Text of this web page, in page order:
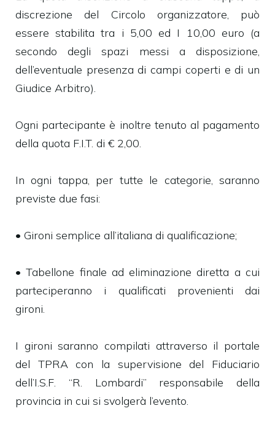
discrezione del Circolo organizzatore, può
essere stabilita tra i 5,00 ed I 10,00 euro (a
secondo degli spazi messi a disposizione,
dell’eventuale presenza di campi coperti e di un
Giudice Arbitro).
Ogni partecipante è inoltre tenuto al pagamento
della quota F.I.T. di € 2,00.
In ogni tappa, per tutte le categorie, saranno
previste due fasi:
• Gironi semplice all’italiana di qualificazione;
• Tabellone finale ad eliminazione diretta a cui
parteciperanno i qualificati provenienti dai
gironi.
I gironi saranno compilati attraverso il portale
del TPRA con la supervisione del Fiduciario
dell’I.S.F. “R. Lombardi” responsabile della
provincia in cui si svolgerà l’evento.